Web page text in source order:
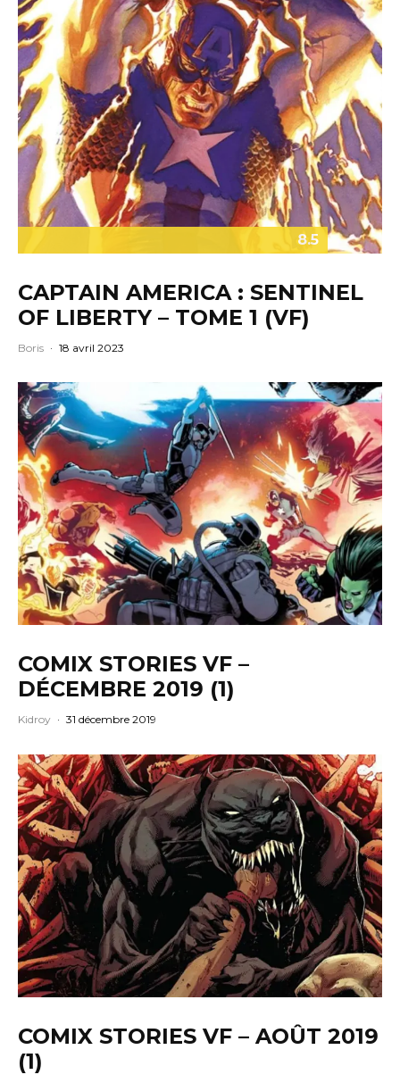
8.5
CAPTAIN AMERICA : SENTINEL
OF LIBERTY – TOME 1 (VF)
Boris · 18 avril 2023
COMIX STORIES VF –
DÉCEMBRE 2019 (1)
Kidroy · 31 décembre 2019
COMIX STORIES VF – AOÛT 2019
(1)